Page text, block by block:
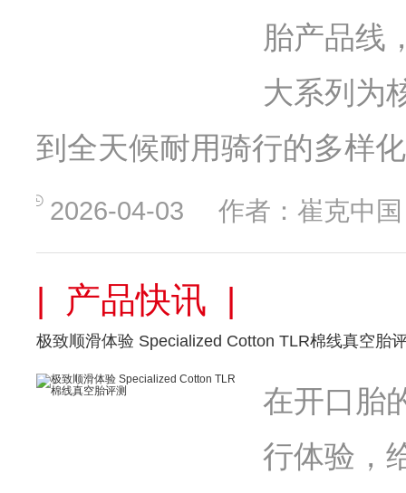
胎产品线
大系列为
到全天候耐用骑行的多样
2026-04-03 作者：崔克中国
| 产品快讯 |
极致顺滑体验 Specialized Cotton TLR棉线真空胎
在开口胎
行体验，